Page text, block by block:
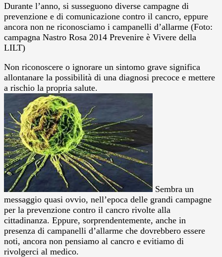
Durante l’anno, si susseguono diverse campagne di
prevenzione e di comunicazione contro il cancro, eppure
ancora non ne riconosciamo i campanelli d’allarme (Foto:
campagna Nastro Rosa 2014 Prevenire è Vivere della
LILT)
Non riconoscere o ignorare un sintomo grave significa
allontanare la possibilità di una diagnosi precoce e mettere
a rischio la propria salute.
Sembra un
messaggio quasi ovvio, nell’epoca delle grandi campagne
per la prevenzione contro il cancro rivolte alla
cittadinanza. Eppure, sorprendentemente, anche in
presenza di campanelli d’allarme che dovrebbero essere
noti, ancora non pensiamo al cancro e evitiamo di
rivolgerci al medico.